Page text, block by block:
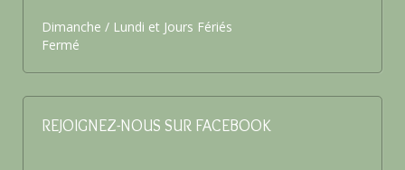
Dimanche / Lundi et Jours Fériés
Fermé
REJOIGNEZ-NOUS SUR FACEBOOK